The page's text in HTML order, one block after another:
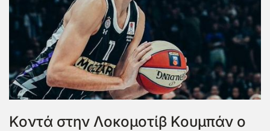
Κοντά στην Λοκομοτίβ Κουμπάν ο